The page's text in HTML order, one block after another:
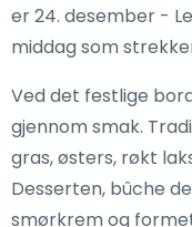
er 24. desember -
middag som
Ved det festlige
gjennom smak.
gras, østers, røkt
Desserten, bûche
smørkrem og